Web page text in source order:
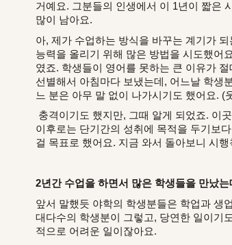
거예요. 그분들의 인생에서 이 1년이 짧은
많이 남아요.
아, 제가 수업하는 방식을 바꾸는 계기가
능력을 올리기 위해 많은 방법을 시도했어
였죠. 학생들이 영어를 못하는 큰 이유가
선별해서 아침마다 보냈는데, 어느날 학생
느 분은 아무 말 없이 나가시기도 했어요. (
충격이기도 했지만, 그때 알게 되었죠. 이
이후로는 단기간의 성취에 목적을 두기보
걸 목표로 했어요. 지금 와서 돌아보니 시
2년간 수업을 하면서 많은 학생들을 만났
앞서 말했듯 야학의 학생분들은 학업과 생
대다수의 학생분이 그렇고, 당연한 일이기
적으로 어려운 일이잖아요.